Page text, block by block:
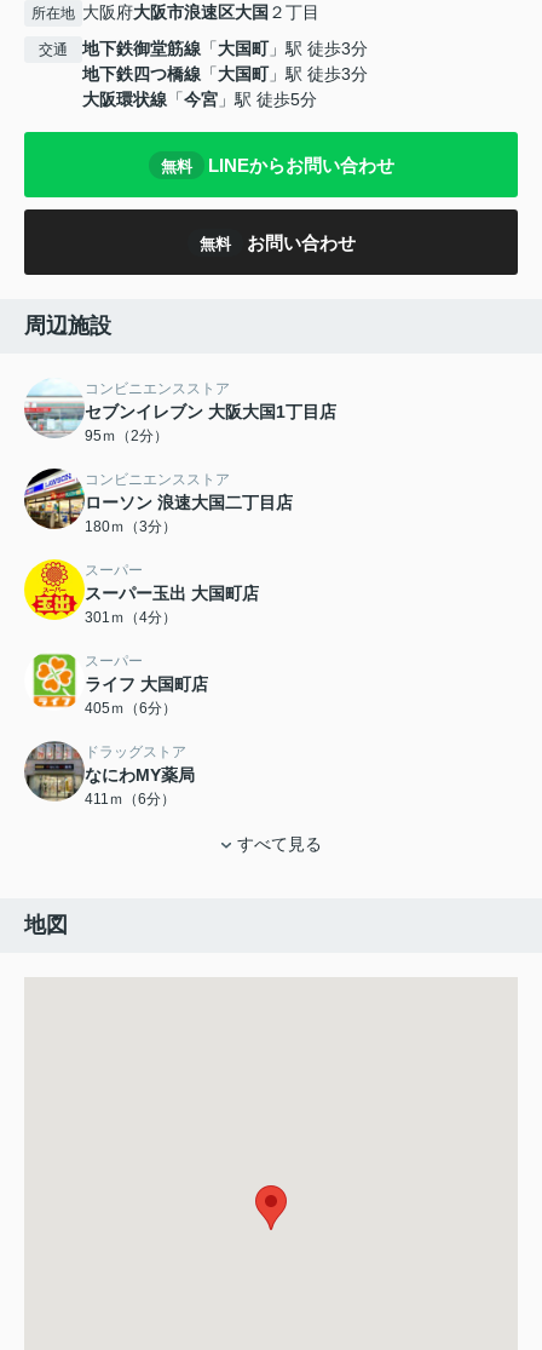
所在地 大阪府大阪市浪速区大国 ２丁目
交通 地下鉄御堂筋線 「大国町」駅 徒歩3分
地下鉄四つ橋線 「大国町」駅 徒歩3分
大阪環状線 「今宮 」駅 徒歩5分
無料 LINEからお問い合わせ
無料 お問い合わせ
周辺施設
コンビニエンスストア
セブンイレブン 大阪大国1丁目店
95ｍ（2分）
コンビニエンスストア
ローソン 浪速大国二丁目店
180ｍ（3分）
スーパー
スーパー玉出 大国町店
301ｍ（4分）
スーパー
ライフ 大国町店
405ｍ（6分）
ドラッグストア
なにわMY薬局
411ｍ（6分）
すべて見る
地図